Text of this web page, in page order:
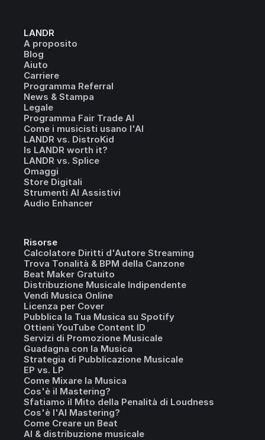
LANDR
A proposito
Blog
Aiuto
Carriere
Programma Referral
News & Stampa
Legale
Programma Fair Trade AI
Come i musicisti usano l'AI
LANDR vs. DistroKid
Is LANDR worth it?
LANDR vs. Splice
Omaggi
Store Digitali
Strumenti AI Assistivi
Audio Enhancer
Risorse
Calcolatore Diritti d'Autore Streaming
Trova Tonalità & BPM della Canzone
Beat Maker Gratuito
Distribuzione Musicale Indipendente
Vendi Musica Online
Licenza per Cover
Pubblica la Tua Musica su Spotify
Ottieni YouTube Content ID
Servizi di Promozione Musicale
Guadagna con la Musica
Strategia di Pubblicazione Musicale
EP vs. LP
Come Mixare la Musica
Cos'è il Mastering?
Sfatiamo il Mito della Penalità di Loudness
Cos'è l'AI Mastering?
Come Creare un Beat
AI & distribuzione musicale